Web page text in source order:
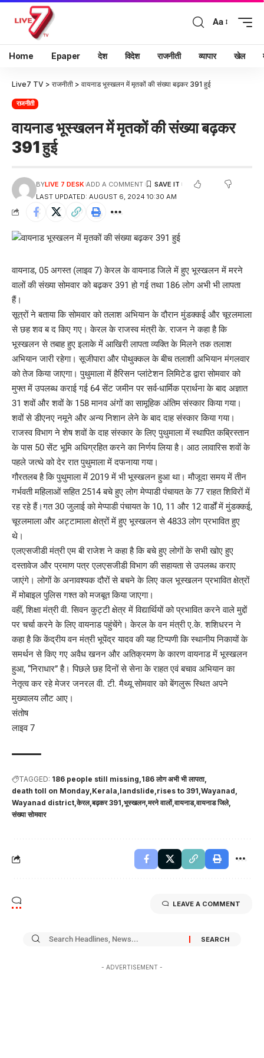
Aa
Home Epaper देश विदेश राजनीती व्यापार खेल
Live7 TV > राजनीती > वायनाड भूस्खलन में मृतकों की संख्या बढ़कर 391 हुई
राजनीती
वायनाड भूस्खलन में मृतकों की संख्या बढ़कर
391 हुई
LAST UPDATED: AUGUST 6, 2024 10:30 AM
BYLIVE 7 DESK ADD A COMMENT
वायनाड, 05 अगस्त (लाइव 7) केरल के वायनाड जिले में हुए भूस्खलन में मरने
वालों की संख्या सोमवार को बढ़कर 391 हो गई तथा 186 लोग अभी भी लापता
हैं।
सूत्रों ने बताया कि सोमवार को तलाश अभियान के दौरान मुंडक्कई और चूरलमाला
से छह शव ब द किए गए। केरल के राजस्व मंत्री के. राजन ने कहा है कि
भूस्खलन से तबाह हुए इलाके में आखिरी लापता व्यक्ति के मिलने तक तलाश
अभियान जारी रहेगा। सूजीपारा और पोथुक्कल के बीच तलाशी अभियान मंगलवार
को तेज किया जाएगा। पुथुमाला में हैरिसन प्लांटेशन लिमिटेड द्वारा सोमवार को
मुफ्त में उपलब्ध कराई गई 64 सेंट जमीन पर सर्व-धार्मिक प्रार्थना के बाद अज्ञात
31 शवों और शवों के 158 मानव अंगों का सामूहिक अंतिम संस्कार किया गया।
शवों से डीएनए नमूने और अन्य निशान लेने के बाद दाह संस्कार किया गया।
राजस्व विभाग ने शेष शवों के दाह संस्कार के लिए पुथुमाला में स्थापित कब्रिस्तान
के पास 50 सेंट भूमि अधिग्रहित करने का निर्णय लिया है। आठ लावारिस शवों के
पहले जत्थे को देर रात पुथुमाला में दफनाया गया।
गौरतलब है कि पुथुमाला में 2019 में भी भूस्खलन हुआ था। मौजूदा समय में तीन
गर्भवती महिलाओं सहित 2514 बचे हुए लोग मेप्पाडी पंचायत के 77 राहत शिविरों में
रह रहे हैं।गत 30 जुलाई को मेप्पाडी पंचायत के 10, 11 और 12 वार्डों में मुंडक्कई,
चूरलमाला और अट्टामाला क्षेत्रों में हुए भूस्खलन से 4833 लोग प्रभावित हुए
थे।
एलएसजीडी मंत्री एम बी राजेश ने कहा है कि बचे हुए लोगों के सभी खोए हुए
दस्तावेज और प्रमाण पत्र एलएसजीडी विभाग की सहायता से उपलब्ध कराए
जाएंगे। लोगों के अनावश्यक दौरों से बचने के लिए कल भूस्खलन प्रभावित क्षेत्रों
में मोबाइल पुलिस गश्त को मजबूत किया जाएगा।
वहीं, शिक्षा मंत्री वी. सिवन कुट्टी क्षेत्र में विद्यार्थियों को प्रभावित करने वाले मुद्दों
पर चर्चा करने के लिए वायनाड पहुंचेंगे। केरल के वन मंत्री ए.के. शशिधरन ने
कहा है कि केंद्रीय वन मंत्री भूपेंद्र यादव की यह टिप्पणी कि स्थानीय निकायों के
समर्थन से किए गए अवैध खनन और अतिक्रमण के कारण वायनाड में भूस्खलन
हुआ, “निराधार” है। पिछले छह दिनों से सेना के राहत एवं बचाव अभियान का
नेतृत्व कर रहे मेजर जनरल वी. टी. मैथ्यू सोमवार को बेंगलुरू स्थित अपने
मुख्यालय लौट आए।
संतोष
लाइव 7
TAGGED: 186 people still missing 186 लोग अभी भी लापता
death toll on Monday Kerala landslide rises to 391 Wayanad
Wayanad district केरल बढ़कर 391 भूस्खलन मरने वालों वायनाड वायनाड जिले
संख्या सोमवार
LEAVE A COMMENT
- ADVERTISEMENT -